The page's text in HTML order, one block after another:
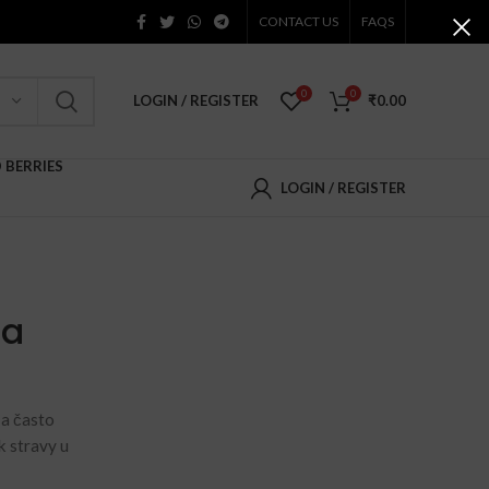
CONTACT US FAQS
LOGIN / REGISTER 0 0 ₹0.00
BERRIES
LOGIN / REGISTER
často
stravy u